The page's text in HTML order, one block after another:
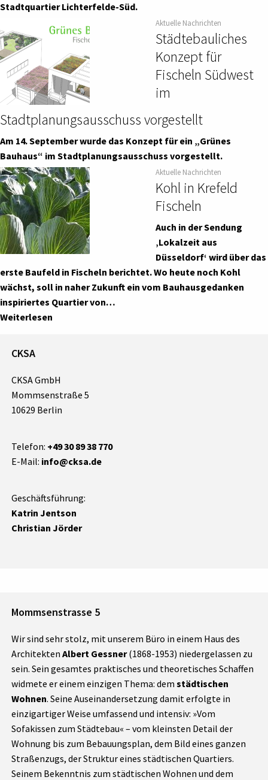
Stadtquartier Lichterfelde-Süd.
Aktuelle Nachrichten
Städtebauliches
Konzept für
Fischeln Südwest
im
Stadtplanungsausschuss vorgestellt
Am 14. September wurde das Konzept für ein „Grünes
Bauhaus“ im Stadtplanungsausschuss vorgestellt.
Aktuelle Nachrichten
Kohl in Krefeld
Fischeln
Auch in der Sendung
‚Lokalzeit aus
Düsseldorf‘ wird über das
erste Baufeld in Fischeln berichtet. Wo heute noch Kohl
wächst, soll in naher Zukunft ein vom Bauhausgedanken
inspiriertes Quartier von…
Weiterlesen
CKSA
CKSA GmbH
Mommsenstraße 5
10629 Berlin
Telefon: +49 30 89 38 770
E-Mail: info@cksa.de
Geschäftsführung:
Katrin Jentson
Christian Jörder
Mommsenstrasse 5
Wir sind sehr stolz, mit unserem Büro in einem Haus des
ArchitektenAlbert Gessner(1868-1953) niedergelassen zu
sein. Sein gesamtes praktisches und theoretisches Schaffen
widmete er einem einzigen Thema: demstädtischen
Wohnen. Seine Auseinandersetzung damit erfolgte in
einzigartiger Weise umfassend und intensiv: »Vom
Sofakissen zum Städtebau« – vom kleinsten Detail der
Wohnung bis zum Bebauungsplan, dem Bild eines ganzen
Straßenzugs, der Struktur eines städtischen Quartiers.
Seinem Bekenntnis zum städtischen Wohnen und dem